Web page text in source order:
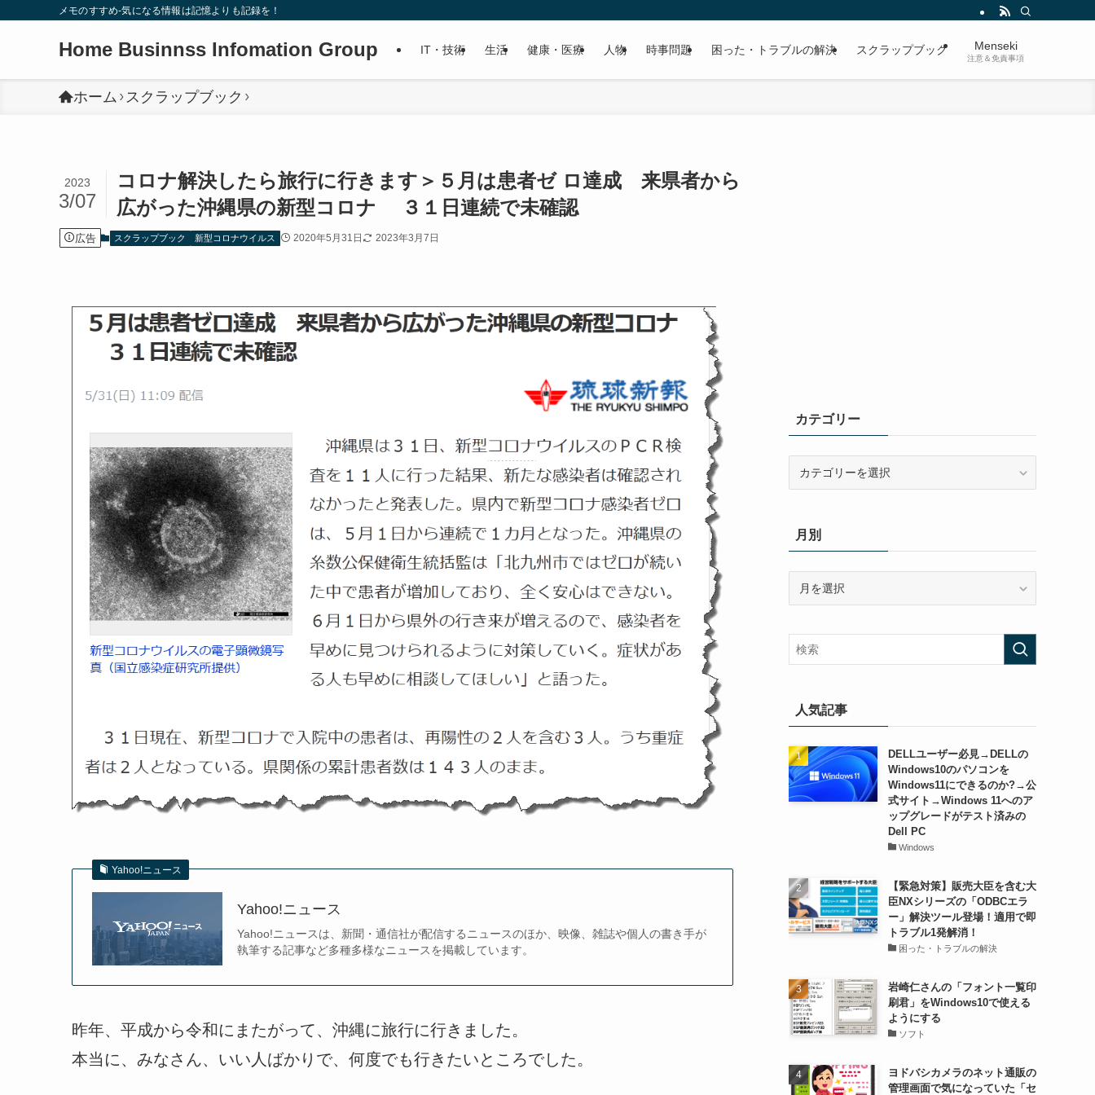
メモのすすめ-気になる情報は記憶よりも記録を！
Home Businnss Infomation Group IT・技術 生活 健康・医療 人物 時事問題 困った・トラブルの解決 スクラップブック Menseki
注意＆免責事項
ホーム スクラップブック
コロナ解決したら旅行に行きます＞５月は患者ゼ ロ達成 来県者から
広がった沖縄県の新型コロナ ３１日連続で未確認
2023
3/07
広告 スクラップブック 新型コロナウイルス 2020年5月31日 2023年3月7日
Yahoo!ニュース
Yahoo!ニュース
Yahoo!ニュースは、新聞・通信社が配信するニュースのほか、映像、雑誌や個人の書き手が
執筆する記事など多種多様なニュースを掲載しています。
昨年、平成から令和にまたがって、沖縄に旅行に行きました。
本当に、みなさん、いい人ばかりで、何度でも行きたいところでした。
カテゴリー
ー月別
人気記事
DELLユーザー必見→DELLの
Windows10のパソコンを
Windows11にできるのか?→公
式サイト→Windows 11へのア
ップグレードがテスト済みの
Dell PC
Windows
【緊急対策】販売大臣を含む大
臣NXシリーズの「ODBCエラ
ー」解決ツール登場！適用で即
トラブル1発解消！
困った・トラブルの解決
岩崎仁さんの「フォント一覧印
刷君」をWindows10で使える
ようにする
ソフト
ヨドバシカメラのネット通販の
管理画面で気になっていた「セ